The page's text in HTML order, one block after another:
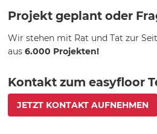
Projekt geplant oder
Wir stehen mit Rat und Tat zur
aus6.000 Projekten!
Kontakt zum easyfloor
JETZT KONTAKT AUFNEHMEN